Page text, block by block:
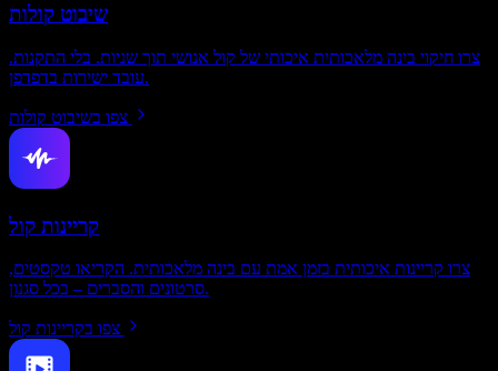
שיבוט קולות
צרו חיקוי בינה מלאכותית איכותי של קול אנושי תוך שניות. בלי התקנות.
עובד ישירות בדפדפן.
צפו בשיבוט קולות
קריינות קול
צרו קריינות איכותית בזמן אמת עם בינה מלאכותית. הקריאו טקסטים,
סרטונים והסברים – בכל סגנון.
צפו בקריינות קול